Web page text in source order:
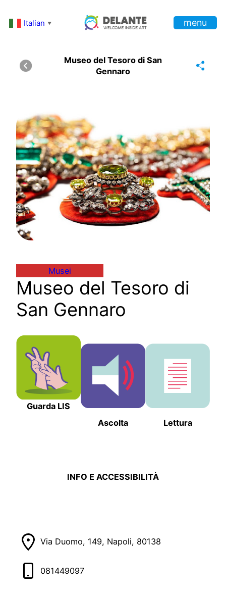
Italian ▼ menu
Museo del Tesoro di San
Gennaro
Musei
Museo del Tesoro di
San Gennaro
Guarda LIS
Ascolta
Lettura
INFO E ACCESSIBILITÀ
Via Duomo, 149, Napoli, 80138
081449097